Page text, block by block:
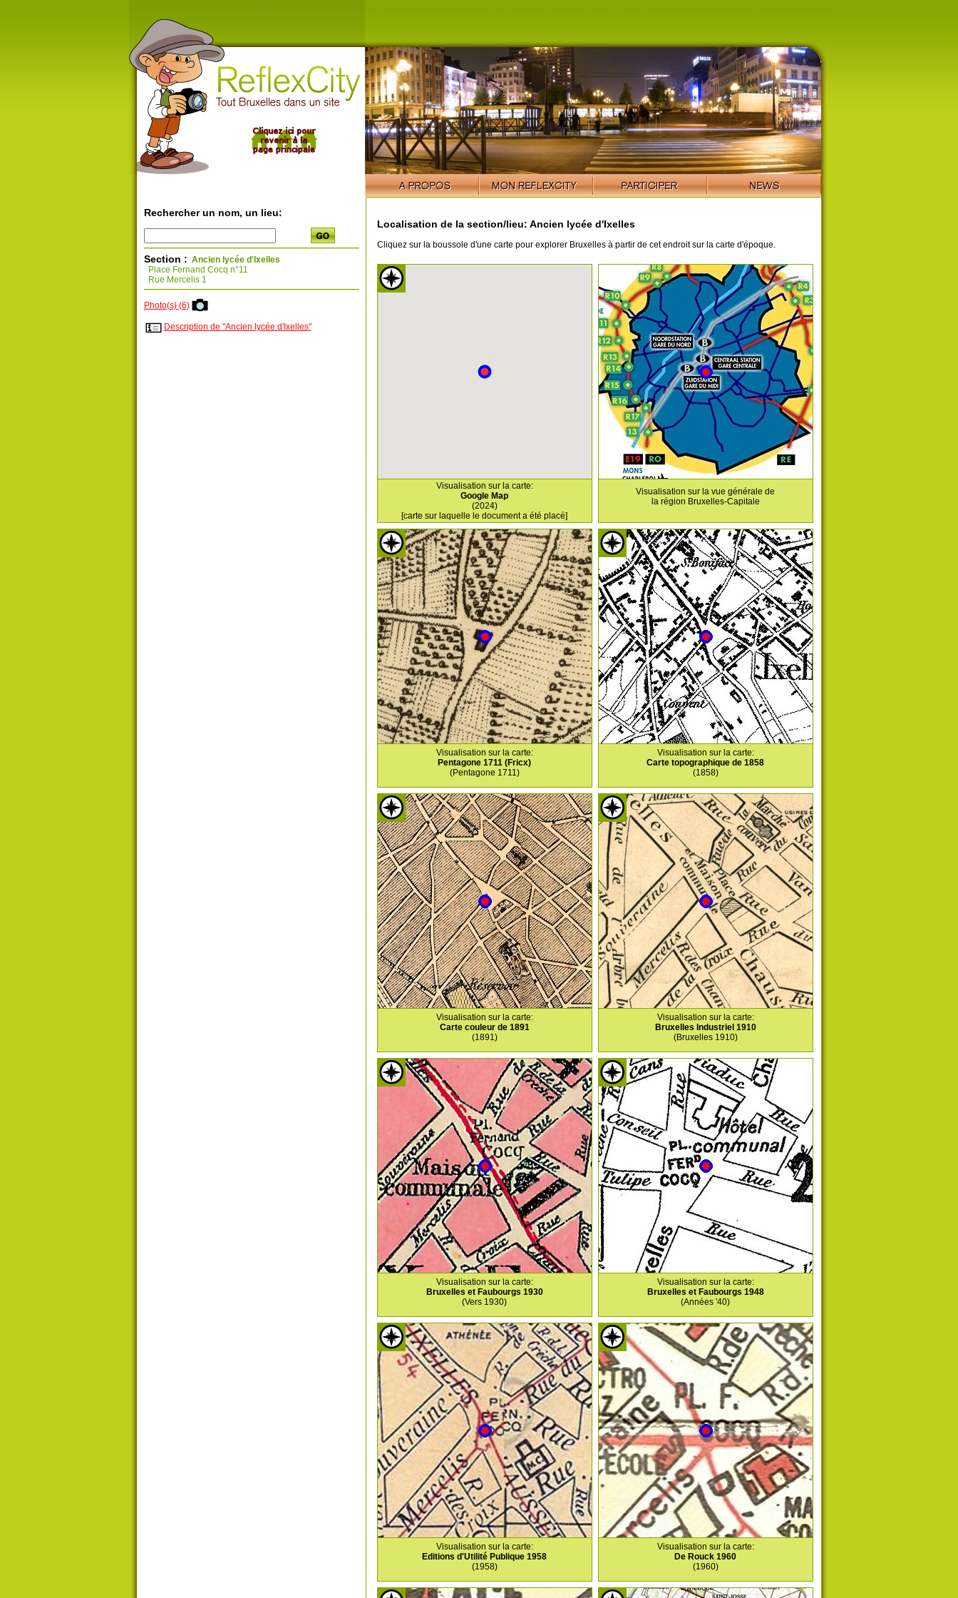
Rechercher un nom, un lieu:
Section : Ancien lycée d'Ixelles
Place Fernand Cocq n°11
Rue Mercelis 1
Photo(s) (6)
Description de "Ancien lycée d'Ixelles"
Localisation de la section/lieu: Ancien lycée d'Ixelles
Cliquez sur la boussole d'une carte pour explorer Bruxelles à partir de cet endroit sur la carte d'époque.
Visualisation sur la carte:
Google Map
(2024)
[carte sur laquelle le document a été placé]
Visualisation sur la vue générale de
la région Bruxelles-Capitale
Visualisation sur la carte:
Pentagone 1711 (Fricx)
(Pentagone 1711)
Visualisation sur la carte:
Carte topographique de 1858
(1858)
Visualisation sur la carte:
Carte couleur de 1891
(1891)
Visualisation sur la carte:
Bruxelles Industriel 1910
(Bruxelles 1910)
Visualisation sur la carte:
Bruxelles et Faubourgs 1930
(Vers 1930)
Visualisation sur la carte:
Bruxelles et Faubourgs 1948
(Années '40)
Visualisation sur la carte:
Editions d'Utilité Publique 1958
(1958)
Visualisation sur la carte:
De Rouck 1960
(1960)